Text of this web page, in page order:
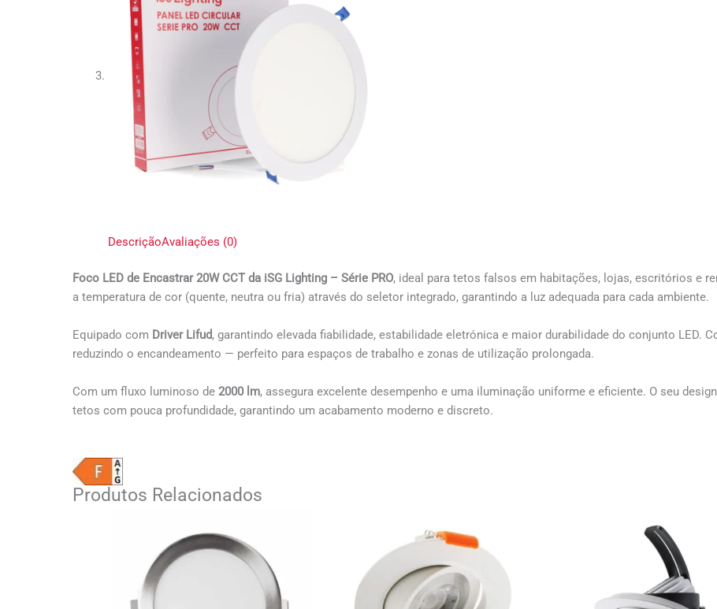
DescriçãoAvaliações (0)
Foco LED de Encastrar 20W CCT da iSG Lighting – Série PRO, ideal para tetos falsos em habitações, lojas, escritórios e
a temperatura de cor (quente, neutra ou fria) através do seletor integrado, garantindo a luz adequada para cada ambiente.
Equipado com Driver Lifud, garantindo elevada fiabilidade, estabilidade eletrónica e maior durabilidade do conjunto LED.
reduzindo o encandeamento — perfeito para espaços de trabalho e zonas de utilização prolongada.
Com um fluxo luminoso de 2000 lm, assegura excelente desempenho e uma iluminação uniforme e eficiente. O seu design
tetos com pouca profundidade, garantindo um acabamento moderno e discreto.
Produtos Relacionados